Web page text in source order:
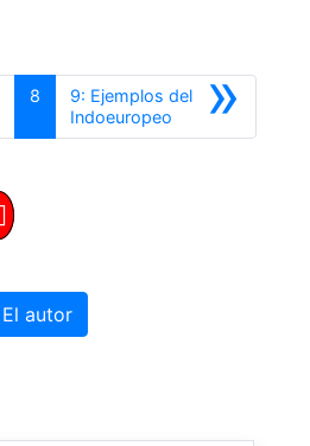
8 »
9: Ejemplos del
Indoeuropeo Siguiente
autor